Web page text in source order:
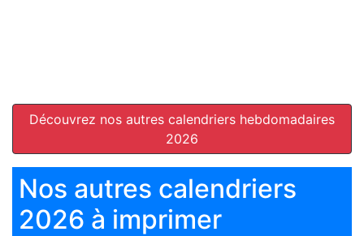
Découvrez nos autres calendriers hebdomadaires
2026
Nos autres calendriers
2026 à imprimer